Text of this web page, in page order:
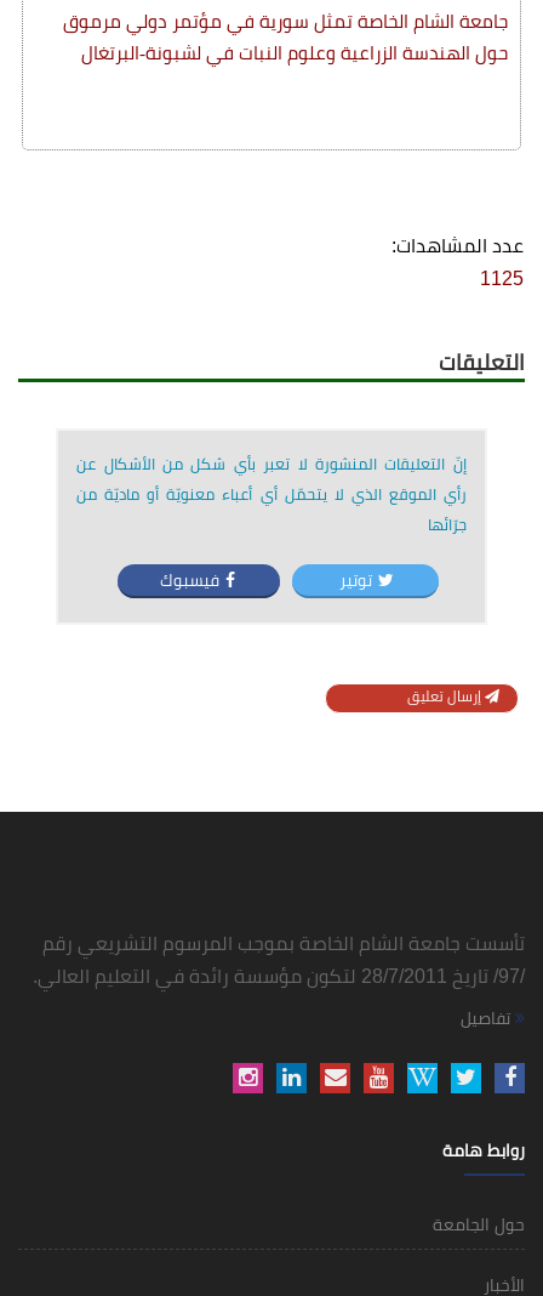
جامعة الشام الخاصة تمثل سورية في مؤتمر دولي مرموق
حول الهندسة الزراعية وعلوم النبات في لشبونة-البرتغال
عدد المشاهدات:
1125
التعليقات
إنّ التعليقات المنشورة لا تعبر بأي شكل من الأشكال عن
رأي الموقع الذي لا يتحمّل أي أعباء معنويّة أو ماديّة من
جرّائها
توتير فيسبوك
إرسال تعليق
تأسست جامعة الشام الخاصة بموجب المرسوم التشريعي رقم
/97/ تاريخ 28/7/2011 لتكون مؤسسة رائدة في التعليم العالي.
تفاصيل
روابط هامة
حول الجامعة
الأخبار